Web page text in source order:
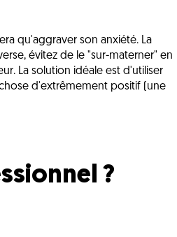
qu'aggraver son anxiété. La
évitez de le "sur-materner" en
La solution idéale est d'utiliser
d'extrêmement positif (une
?